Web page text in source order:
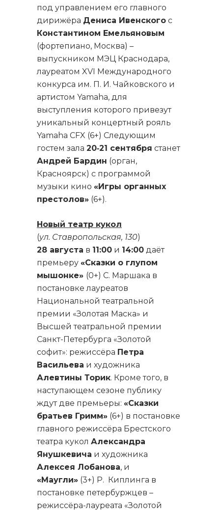
под управлением его главного
дирижёра Дениса Ивенского с
Константином Емельяновым
(фортепиано, Москва) –
выпускником МЭЦ Краснодара,
лауреатом XVI Международного
конкурса им. П. И. Чайковского и
артистом Yamaha, для
выступления которого привезут
уникальный концертный рояль
Yamaha CFX (6+) Следующим
гостем зала 20‑21 сентября станет
Андрей Бардин (орган,
Красноярск) с программой
музыки кино «Игры органных
престолов» (6+).
Новый театр кукол
(ул. Ставропольская, 130)
28 августа в 11:00 и 14:00 даёт
премьеру «Сказки о глупом
мышонке» (0+) С. Маршака в
постановке лауреатов
Национальной театральной
премии «Золотая Маска» и
Высшей театральной премии
Санкт-Петербурга «Золотой
софит»: режиссёра Петра
Васильева и художника
Алевтины Торик. Кроме того, в
наступающем сезоне публику
ждут две премьеры: «Сказки
братьев Гримм» (6+) в постановке
главного режиссёра Брестского
театра кукол Александра
Янушкевича и художника
Алексея Лобанова, и
«Маугли» (3+) Р. Киплинга в
постановке петербуржцев –
режиссёра-лауреата «Золотой